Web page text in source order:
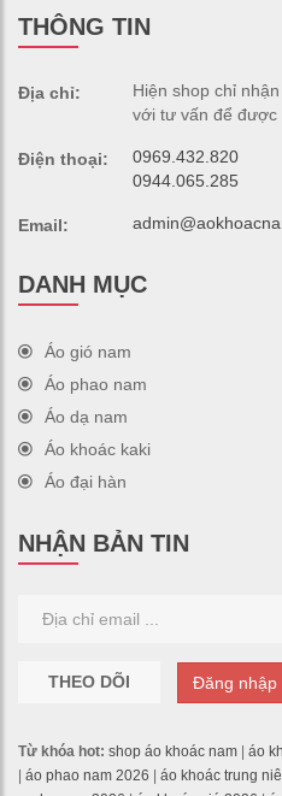
THÔNG TIN
Địa chỉ:
Hiện shop chỉ
với tư vấn để được
Điện thoại:
0969.432.820
0944.065.285
Email:
DANH MỤC
Áo gió nam
Áo phao nam
Áo dạ nam
Áo khoác kaki
Áo đại hàn
NHẬN BẢN TIN
THEO DÕI Đăng nhập
Từ khóa hot: shop áo khoác nam áo
áo phao nam 2026 áo khoác trung